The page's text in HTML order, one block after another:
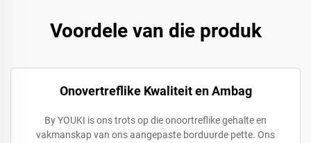
Voordele van die produk
Onovertreflike Kwaliteit en Ambag
By YOUKI is ons trots op die onoortreflike gehalte en
vakmanskap van ons aangepaste borduurde pette. Ons